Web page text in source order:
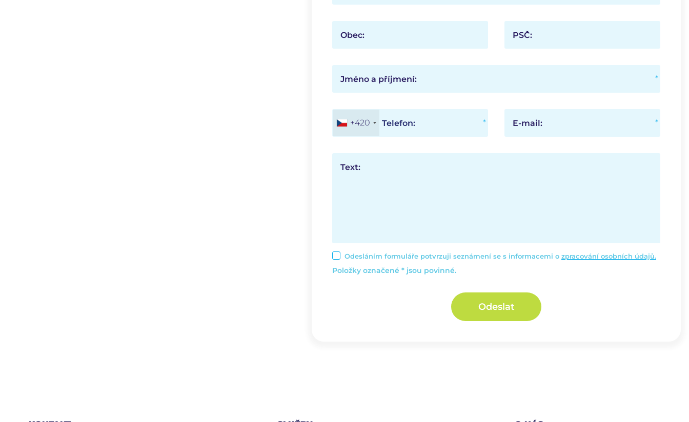
Obec: PSČ:
Jméno a příjmení:
Telefon:
+420 E-mail:
Text:
Odesláním formuláře potvrzuji seznámení se s informacemi o zpracování osobních údajů.
Položky označené * jsou povinné.
Odeslat